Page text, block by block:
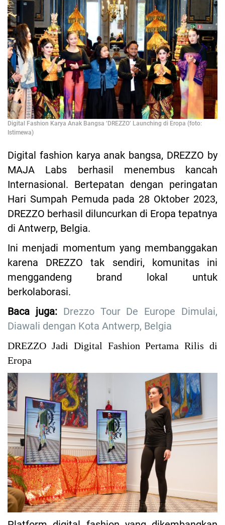
Digital Fashion Karya Anak Bangsa ‘DREZZO’ Launching di Eropa (foto:
Istimewa)
Digital fashion karya anak bangsa, DREZZO by
MAJA Labs berhasil menembus kancah
Internasional. Bertepatan dengan peringatan
Hari Sumpah Pemuda pada 28 Oktober 2023,
DREZZO berhasil diluncurkan di Eropa tepatnya
di Antwerp, Belgia.
Ini menjadi momentum yang membanggakan
karena DREZZO tak sendiri, komunitas ini
menggandeng brand lokal untuk
berkolaborasi.
Baca juga: Drezzo Tour De Europe Dimulai,
Diawali dengan Kota Antwerp, Belgia
DREZZO Jadi Digital Fashion Pertama Rilis di
Eropa